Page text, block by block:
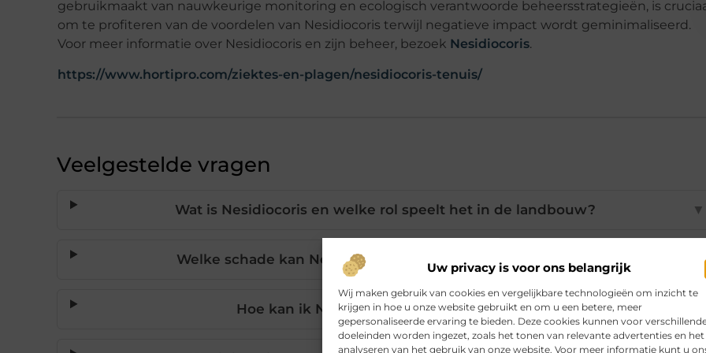
Uw privacy is voor ons belangrijk
Wij maken gebruik van cookies en vergelijkbare technologieën om inzicht te
krijgen in hoe u onze website gebruikt en om u een betere, meer
gepersonaliseerde ervaring te bieden. Deze cookies kunnen voor
doeleinden worden ingezet, zoals het tonen van relevante advertenties en het
analyseren van het gebruik van onze website. Voor meer informatie kunt u
gebruikmaakt van nauwkeurige monitoring en ecologisch verantwoorde beheersstrategieën, is
om te profiteren van de voordelen van Nesidiocoris terwijl negatieve impact wordt geminimaliseerd.
Voor meer informatie over Nesidiocoris en zijn beheer, bezoek Nesidiocoris.
https://www.hortipro.com/ziektes-en-plagen/nesidiocoris-tenuis/
Veelgestelde vragen
Wat is Nesidiocoris en welke rol speelt het in de landbouw? ▼
Welke schade kan Nesidiocoris aan gewassen toebrengen? ▼
Hoe kan ik Nesidiocoris effectief beheren?